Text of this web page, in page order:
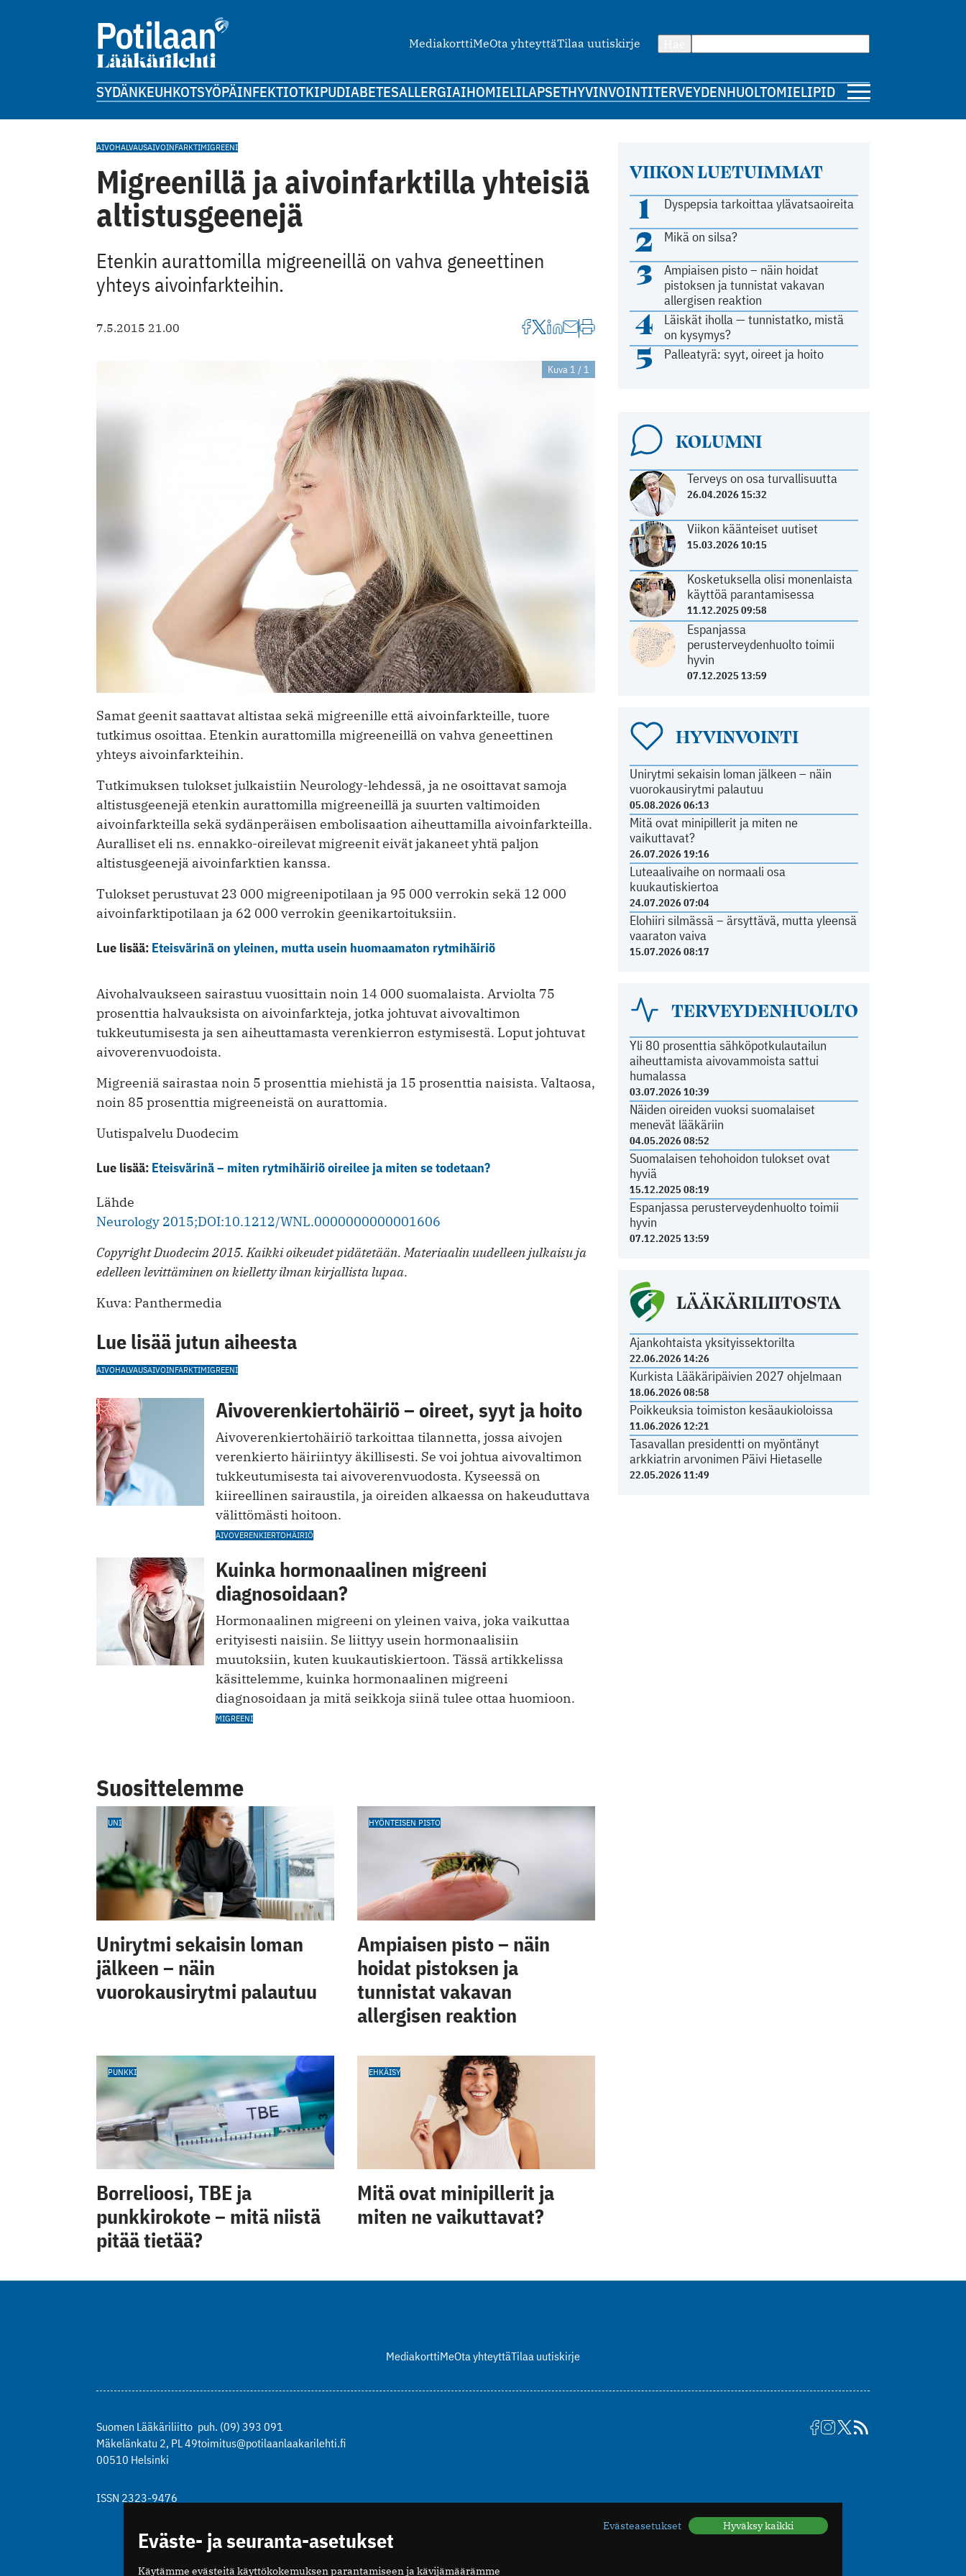
MediakorttiMeOta yhteyttäTilaa uutiskirje
SYDÄNKEUHKOTSYÖPÄINFEKTIOTKIPUDIABETESALLERGIAIHOMIELILAPSETHYVINVOINTITERVEYDENHUOLTOMIELIPIDE
VIIKON LUETUIMMAT
1 Dyspepsia tarkoittaa ylävatsaoireita
2 Mikä on silsa?
3
Ampiaisen pisto – näin hoidat
pistoksen ja tunnistat vakavan
allergisen reaktion
4
Läiskät iholla — tunnistatko, mistä
on kysymys?
5 Palleatyrä: syyt, oireet ja hoito
KOLUMNI
Terveys on osa turvallisuutta
26.04.2026 15:32
Viikon käänteiset uutiset
15.03.2026 10:15
Kosketuksella olisi monenlaista
käyttöä parantamisessa
11.12.2025 09:58
Espanjassa
perusterveydenhuolto toimii
hyvin
07.12.2025 13:59
HYVINVOINTI
Unirytmi sekaisin loman jälkeen – näin
vuorokausirytmi palautuu
05.08.2026 06:13
Mitä ovat minipillerit ja miten ne
vaikuttavat?
26.07.2026 19:16
Luteaalivaihe on normaali osa
kuukautiskiertoa
24.07.2026 07:04
Elohiiri silmässä – ärsyttävä, mutta yleensä
vaaraton vaiva
15.07.2026 08:17
TERVEYDENHUOLTO
Yli 80 prosenttia sähköpotkulautailun
aiheuttamista aivovammoista sattui
humalassa
03.07.2026 10:39
Näiden oireiden vuoksi suomalaiset
menevät lääkäriin
04.05.2026 08:52
Suomalaisen tehohoidon tulokset ovat
hyviä
15.12.2025 08:19
Espanjassa perusterveydenhuolto toimii
hyvin
07.12.2025 13:59
LÄÄKÄRILIITOSTA
Ajankohtaista yksityissektorilta
22.06.2026 14:26
Kurkista Lääkäripäivien 2027 ohjelmaan
18.06.2026 08:58
Poikkeuksia toimiston kesäaukioloissa
11.06.2026 12:21
Tasavallan presidentti on myöntänyt
arkkiatrin arvonimen Päivi Hietaselle
22.05.2026 11:49
AIVOHALVAUSAIVOINFARKTIMIGREENI
Migreenillä ja aivoinfarktilla yhteisiä
altistusgeenejä
Etenkin aurattomilla migreeneillä on vahva geneettinen
yhteys aivoinfarkteihin.
7.5.2015 21.00
Kuva 1 / 1
Samat geenit saattavat altistaa sekä migreenille että aivoinfarkteille, tuore
tutkimus osoittaa. Etenkin aurattomilla migreeneillä on vahva geneettinen
yhteys aivoinfarkteihin.
Tutkimuksen tulokset julkaistiin Neurology-lehdessä, ja ne osoittavat samoja
altistusgeenejä etenkin aurattomilla migreeneillä ja suurten valtimoiden
aivoinfarkteilla sekä sydänperäisen embolisaation aiheuttamilla aivoinfarkteilla.
Auralliset eli ns. ennakko-oireilevat migreenit eivät jakaneet yhtä paljon
altistusgeenejä aivoinfarktien kanssa.
Tulokset perustuvat 23 000 migreenipotilaan ja 95 000 verrokin sekä 12 000
aivoinfarktipotilaan ja 62 000 verrokin geenikartoituksiin.
Lue lisää: Eteisvärinä on yleinen, mutta usein huomaamaton rytmihäiriö
Aivohalvaukseen sairastuu vuosittain noin 14 000 suomalaista. Arviolta 75
prosenttia halvauksista on aivoinfarkteja, jotka johtuvat aivovaltimon
tukkeutumisesta ja sen aiheuttamasta verenkierron estymisestä. Loput johtuvat
aivoverenvuodoista.
Migreeniä sairastaa noin 5 prosenttia miehistä ja 15 prosenttia naisista. Valtaosa,
noin 85 prosenttia migreeneistä on aurattomia.
Uutispalvelu Duodecim
Lue lisää: Eteisvärinä – miten rytmihäiriö oireilee ja miten se todetaan?
Lähde
Neurology 2015;DOI:10.1212/WNL.0000000000001606
Copyright Duodecim 2015. Kaikki oikeudet pidätetään. Materiaalin uudelleen julkaisu ja
edelleen levittäminen on kielletty ilman kirjallista lupaa.
Kuva: Panthermedia
Lue lisää jutun aiheesta
AIVOHALVAUSAIVOINFARKTIMIGREENI
Aivoverenkiertohäiriö – oireet, syyt ja hoito
Aivoverenkiertohäiriö tarkoittaa tilannetta, jossa aivojen
verenkierto häiriintyy äkillisesti. Se voi johtua aivovaltimon
tukkeutumisesta tai aivoverenvuodosta. Kyseessä on
kiireellinen sairaustila, ja oireiden alkaessa on hakeuduttava
välittömästi hoitoon.
AIVOVERENKIERTOHÄIRIÖ
Kuinka hormonaalinen migreeni
diagnosoidaan?
Hormonaalinen migreeni on yleinen vaiva, joka vaikuttaa
erityisesti naisiin. Se liittyy usein hormonaalisiin
muutoksiin, kuten kuukautiskiertoon. Tässä artikkelissa
käsittelemme, kuinka hormonaalinen migreeni
diagnosoidaan ja mitä seikkoja siinä tulee ottaa huomioon.
MIGREENI
Suosittelemme
UNI
Unirytmi sekaisin loman
jälkeen – näin
vuorokausirytmi palautuu
HYÖNTEISEN PISTO
Ampiaisen pisto – näin
hoidat pistoksen ja
tunnistat vakavan
allergisen reaktion
PUNKKI
Borrelioosi, TBE ja
punkkirokote – mitä niistä
pitää tietää?
EHKÄISY
Mitä ovat minipillerit ja
miten ne vaikuttavat?
MediakorttiMeOta yhteyttäTilaa uutiskirje
Suomen Lääkäriliitto
Mäkelänkatu 2, PL 49
00510 Helsinki
puh. (09) 393 091
toimitus@potilaanlaakarilehti.fi
ISSN 2323-9476
Eväste- ja seuranta-asetukset
Käytämme evästeitä käyttökokemuksen parantamiseen ja kävijämäärämme
Evästeasetukset Hyväksy kaikki